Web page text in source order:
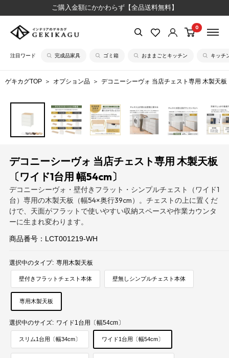
ご購入金額にかかわらず【全品送料無料】
【公
イ
テ
ゲ
カ
0
注目ワード 完成品家具 ゴミ箱 おままごとキッチン キッチ
ゲキカグTOP オプション品 デコニーシーヴォ 当店チェスト専用 木製天
デコニーシーヴォ 当店チェスト専用 木製天板
〔ワイド1台用 幅54cm〕
デコニーシーヴォ・壁付きフラット・シンプルチェスト（ワイド1
台）専用の木製天板（幅54×奥行39cm）。チェストの上に置くだ
けで、天面がフラットで使いやすい収納スペースや作業カウンタ
ーに生まれ変わります。
商品番号： LCT001219-WH
選択中のタイプ: 専用木製天板
壁付きフラットチェスト本体 壁無しシンプルチェスト本体
専用木製天板
選択中のサイズ: ワイド1台用〔幅54cm〕
スリム1台用〔幅34cm〕 ワイド1台用〔幅54cm〕